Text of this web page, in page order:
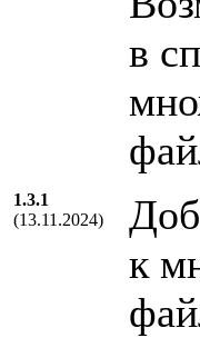
в
1.3.1
(13.11.2024)
к